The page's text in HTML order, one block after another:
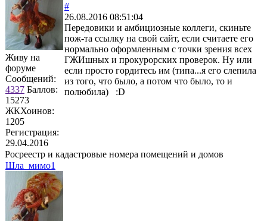
Живу на
форуме
Сообщений:
4337 Баллов:
15273
ЖКХоинов:
1205
Регистрация:
29.04.2016
#
26.08.2016 08:51:04
Передовики и амбициозные коллеги, скиньте
пож-та ссылку на свой сайт, если считаете его
нормально оформленным с точки зрения всех
ГЖИшных и прокурорских проверок. Ну или
если просто гордитесь им (типа...я его слепила
из того, что было, а потом что было, то и
полюбила) :D
Росреестр и кадастровые номера помещений и домов
Шла_мимо1